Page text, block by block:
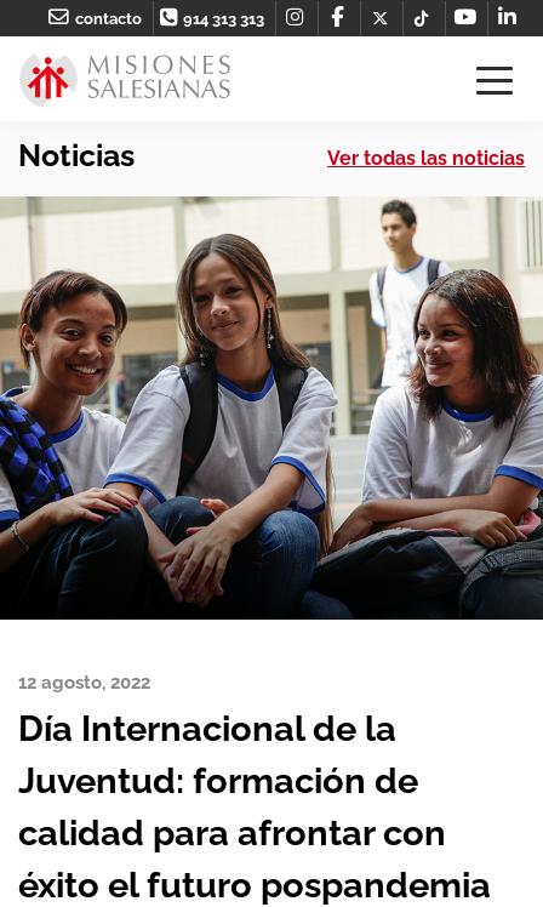
contacto 914 313 313
Noticias Ver todas las noticias
12 agosto, 2022
Día Internacional de la
Juventud: formación de
calidad para afrontar con
éxito el futuro pospandemia